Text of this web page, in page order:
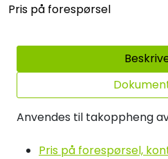
Pris på forespørsel
Anvendes til takoppheng
Pris på forespørsel,